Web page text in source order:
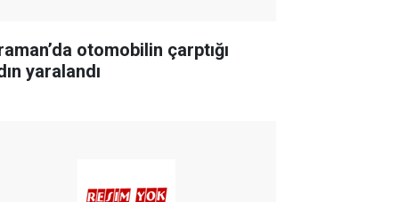
otomobilin çarptığı
yaralandı